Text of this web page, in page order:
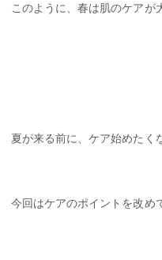
このように、春は肌のケアが
夏が来る前に、ケア始めたく
今回はケアのポイントを改め